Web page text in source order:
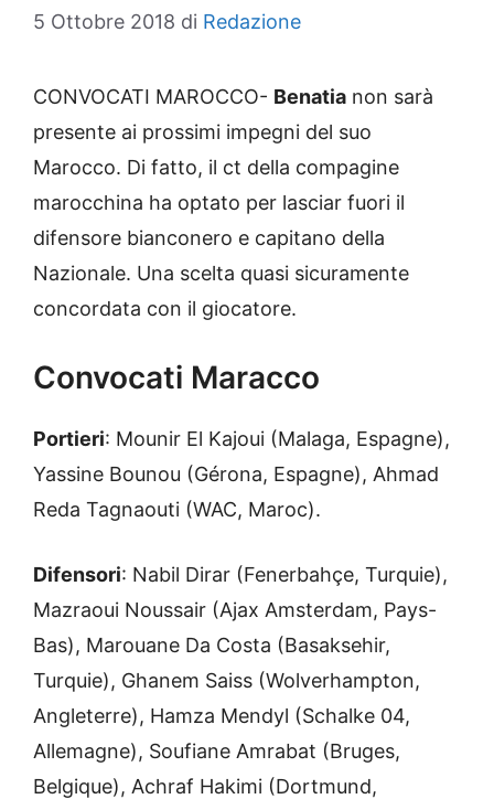
5 Ottobre 2018 di Redazione
CONVOCATI MAROCCO- Benatia non sarà
presente ai prossimi impegni del suo
Marocco. Di fatto, il ct della compagine
marocchina ha optato per lasciar fuori il
difensore bianconero e capitano della
Nazionale. Una scelta quasi sicuramente
concordata con il giocatore.
Convocati Maracco
Portieri: Mounir El Kajoui (Malaga, Espagne),
Yassine Bounou (Gérona, Espagne), Ahmad
Reda Tagnaouti (WAC, Maroc).
Difensori: Nabil Dirar (Fenerbahçe, Turquie),
Mazraoui Noussair (Ajax Amsterdam, Pays-
Bas), Marouane Da Costa (Basaksehir,
Turquie), Ghanem Saiss (Wolverhampton,
Angleterre), Hamza Mendyl (Schalke 04,
Allemagne), Soufiane Amrabat (Bruges,
Belgique), Achraf Hakimi (Dortmund,